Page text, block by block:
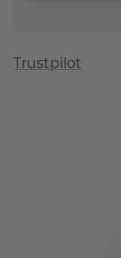
Trustpilot